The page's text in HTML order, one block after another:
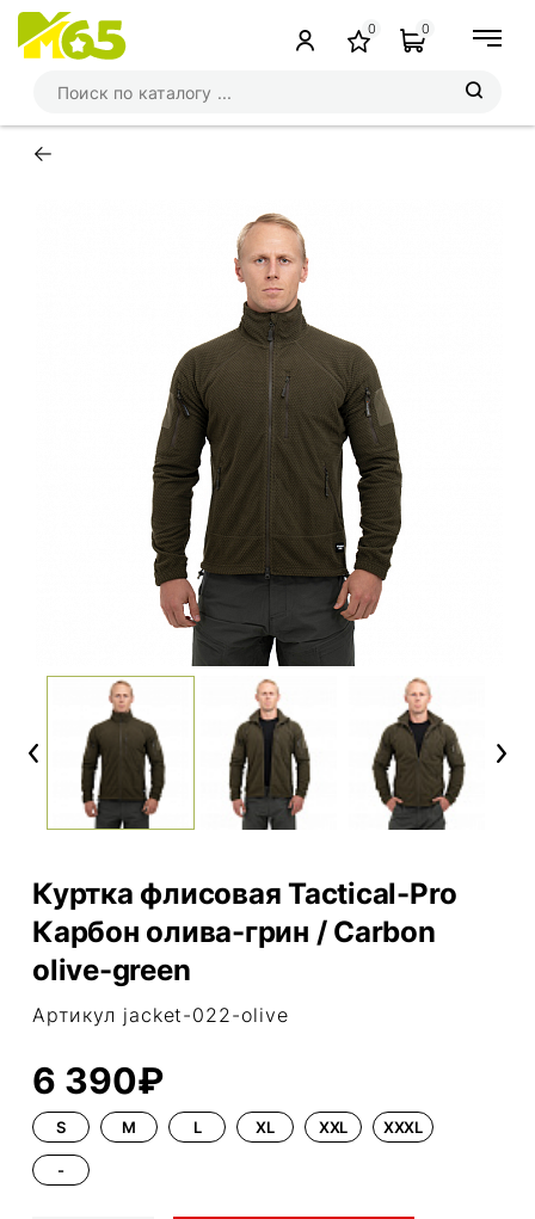
0 0
←
Previous Next
Куртка флисовая Tactical-Pro
Карбон олива-грин / Carbon
olive-green
Артикул jacket-022-olive
6 390₽
S M L XL XXL XXXL
-